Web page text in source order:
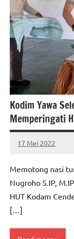
Kodim Yawa
Memperingati
17 Mei 2022
MEPAGO
No
Memotong nasi
Nugroho S.IP,
HUT Kodam
[…]